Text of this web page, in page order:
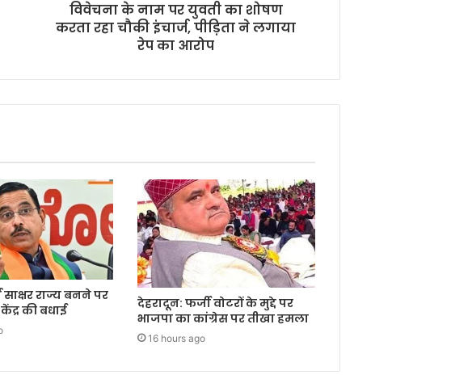
विवेचना के नाम पर युवती का शोषण
करता रहा चौकी इंचार्ज, पीड़िता ने लगाया
रेप का आरोप
साक्षर राज्य बनने पर
की बधाई
देहरादून: फर्जी वोटरों के मुद्दे पर
भाजपा का कांग्रेस पर तीखा हमला
16 hours ago